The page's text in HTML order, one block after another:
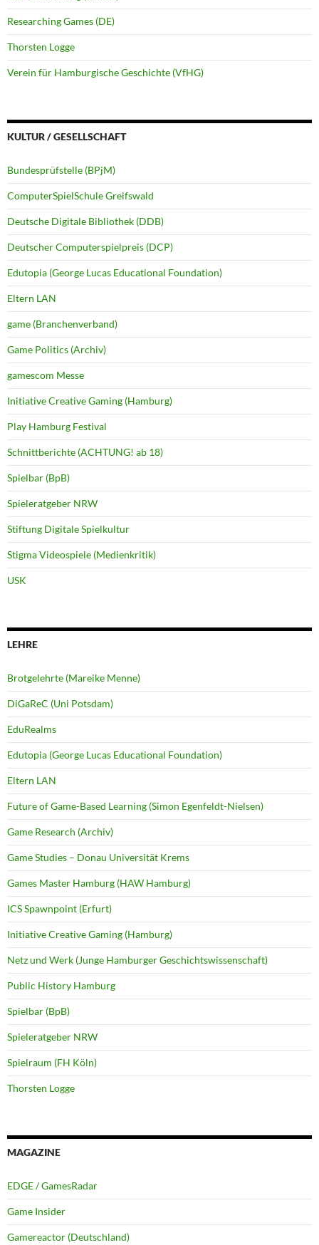
Researching Games (DE)
Thorsten Logge
Verein für Hamburgische Geschichte (VfHG)
KULTUR / GESELLSCHAFT
Bundesprüfstelle (BPjM)
ComputerSpielSchule Greifswald
Deutsche Digitale Bibliothek (DDB)
Deutscher Computerspielpreis (DCP)
Edutopia (George Lucas Educational Foundation)
Eltern LAN
game (Branchenverband)
Game Politics (Archiv)
gamescom Messe
Initiative Creative Gaming (Hamburg)
Play Hamburg Festival
Schnittberichte (ACHTUNG! ab 18)
Spielbar (BpB)
Spieleratgeber NRW
Stiftung Digitale Spielkultur
Stigma Videospiele (Medienkritik)
USK
LEHRE
Brotgelehrte (Mareike Menne)
DiGaReC (Uni Potsdam)
EduRealms
Edutopia (George Lucas Educational Foundation)
Eltern LAN
Future of Game-Based Learning (Simon Egenfeldt-Nielsen)
Game Research (Archiv)
Game Studies – Donau Universität Krems
Games Master Hamburg (HAW Hamburg)
ICS Spawnpoint (Erfurt)
Initiative Creative Gaming (Hamburg)
Netz und Werk (Junge Hamburger Geschichtswissenschaft)
Public History Hamburg
Spielbar (BpB)
Spieleratgeber NRW
Spielraum (FH Köln)
Thorsten Logge
MAGAZINE
EDGE / GamesRadar
Game Insider
Gamereactor (Deutschland)